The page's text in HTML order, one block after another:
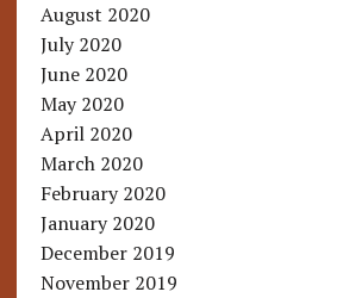
August 2020
July 2020
June 2020
May 2020
April 2020
March 2020
February 2020
January 2020
December 2019
November 2019